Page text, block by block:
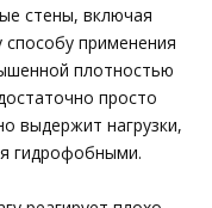
стены, включая
применения
плотностью
просто
выдержит нагрузки,
гидрофобными.